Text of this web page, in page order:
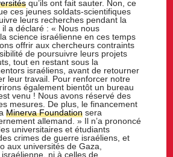
qu’ils ont fait sauter. Non, ce
ces jeunes soldats-scientifiques
leurs recherches pendant la
il a déclaré : « Nous nous
science israélienne en ces temps
offrir aux chercheurs contraints
de poursuivre leurs projets
tout en restant sous la
israéliens, avant de retourner
leur travail. Pour renforcer notre
également bientôt un bureau
venu ! Nous avons réservé des
mesures. De plus, le financement
Minerva Foundation sera
allemand. » Il n’a prononcé
universitaires et étudiants
crimes de guerre israéliens, et
aux universités de Gaza,
ni à celles de